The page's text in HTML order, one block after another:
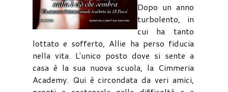
Dopo un anno
turbolento, in
cui ha tanto
lottato e sofferto, Allie ha perso fiducia
nella vita. L'unico posto dove si sente a
casa è la sua nuova scuola, la Cimmeria
Academy. Qui è circondata da veri amici,